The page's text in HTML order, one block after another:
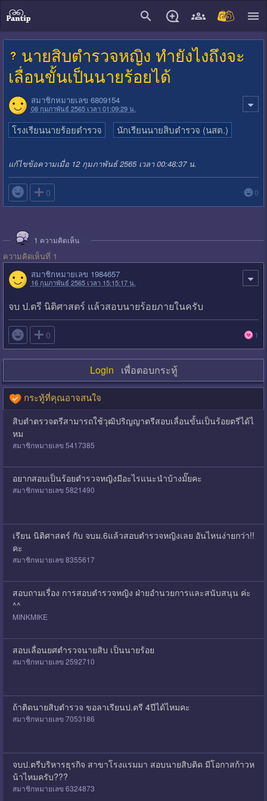
นายสิบตำรวจหญิง ทำยังไงถึงจะ
เลื่อนขั้นเป็นนายร้อยได้
สมาชิกหมายเลข 6809154
08 กุมภาพันธ์ 2565 เวลา 01:09:29 น.
โรงเรียนนายร้อยตำรวจ นักเรียนนายสิบตำรวจ (นสต.)
แก้ไขข้อความเมื่อ 12 กุมภาพันธ์ 2565 เวลา 00:48:37 น.
 0 0
1 ความคิดเห็น
ความคิดเห็นที่ 1
สมาชิกหมายเลข 1984657
16 กุมภาพันธ์ 2565 เวลา 15:15:17 น.
จบ ป.ตรี นิติศาสตร์ แล้วสอบนายร้อยภายในครับ
 0 1
Login เพื่อตอบกระทู้
กระทู้ที่คุณอาจสนใจ
สิบตำตรวจตรีสามารถใช้วุฒิปริญญาตรีสอบเลื่อนขั้นเป็นร้อยตรีได้ไ
หม
สมาชิกหมายเลข 5417385
อยากสอบเป็นร้อยตำรวจหญิงมีอะไรแนะนำบ้างมั๊ยคะ
สมาชิกหมายเลข 5821490
เรียน นิติศาสตร์ กับ จบม.6แล้วสอบตำรวจหญิงเลย อันไหนง่ายกว่า!!
คะ
สมาชิกหมายเลข 8355617
สอบถามเรื่อง การสอบตำรวจหญิง ฝ่ายอำนวยการและสนับสนุน ค่ะ
^^
MINKMIKE
สอบเลื่อนยศตำรวจนายสิบ เป็นนายร้อย
สมาชิกหมายเลข 2592710
ถ้าติดนายสิบตำรวจ​ ขอลาเรียน​ป.ตรี​ 4​ปีได้ไหมคะ
สมาชิกหมายเลข 7053186
จบป.ตรีบริหารธุรกิจ สาขาโรงแรมมา สอบนายสิบติด มีโอกาสก้าวห
น้าไหมครับ???
สมาชิกหมายเลข 6324873
close